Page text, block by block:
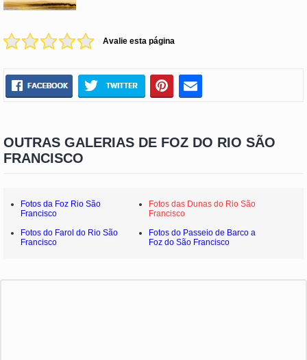
Avalie esta página
OUTRAS GALERIAS DE FOZ DO RIO SÃO
FRANCISCO
Fotos da Foz Rio São
Francisco
Fotos das Dunas do Rio São
Francisco
Fotos do Farol do Rio São
Francisco
Fotos do Passeio de Barco a
Foz do São Francisco